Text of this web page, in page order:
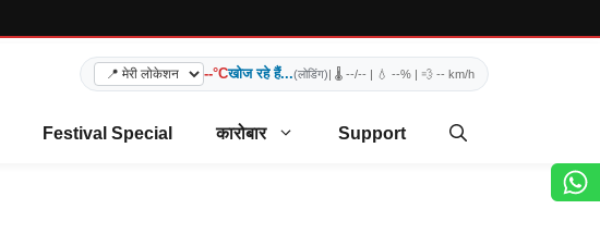
--°Cखोज रहे हैं...(लोडिंग)| 🌡️ --/-- | 💧 --% | 💨 -- km/h
Festival Special कारोबार Support